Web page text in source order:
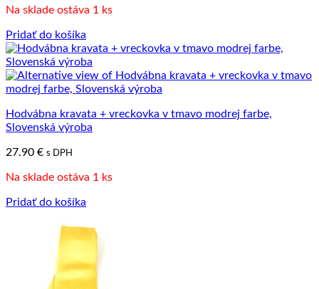
Na sklade ostáva 1 ks
Pridať do košíka
Hodvábna kravata + vreckovka v tmavo modrej farbe,
Slovenská výroba
27.90 € s DPH
Na sklade ostáva 1 ks
Pridať do košíka